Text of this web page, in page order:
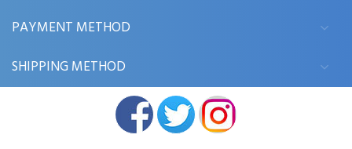
PAYMENT METHOD
SHIPPING METHOD